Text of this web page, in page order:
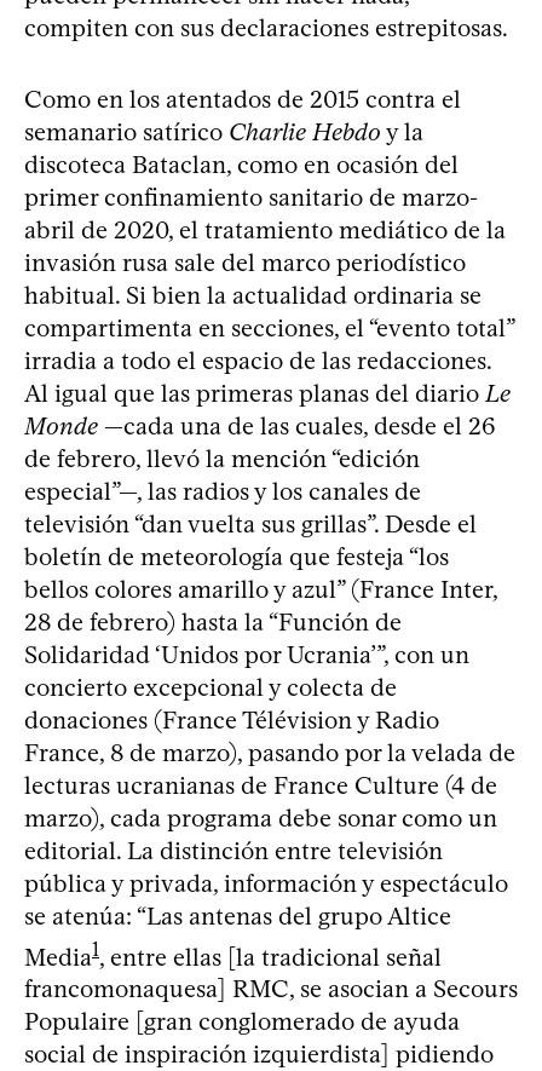
compiten con sus declaraciones estrepitosas.
Como en los atentados de 2015 contra el
semanario satírico Charlie Hebdo y la
discoteca Bataclan, como en ocasión del
primer confinamiento sanitario de marzo-
abril de 2020, el tratamiento mediático de la
invasión rusa sale del marco periodístico
habitual. Si bien la actualidad ordinaria se
compartimenta en secciones, el “evento total”
irradia a todo el espacio de las redacciones.
Al igual que las primeras planas del diario Le
Monde —cada una de las cuales, desde el 26
de febrero, llevó la mención “edición
especial”—, las radios y los canales de
televisión “dan vuelta sus grillas”. Desde el
boletín de meteorología que festeja “los
bellos colores amarillo y azul” (France Inter,
28 de febrero) hasta la “Función de
Solidaridad ‘Unidos por Ucrania’”, con un
concierto excepcional y colecta de
donaciones (France Télévision y Radio
France, 8 de marzo), pasando por la velada de
lecturas ucranianas de France Culture (4 de
marzo), cada programa debe sonar como un
editorial. La distinción entre televisión
pública y privada, información y espectáculo
se atenúa: “Las antenas del grupo Altice
Media1, entre ellas [la tradicional señal
francomonaquesa] RMC, se asocian a Secours
Populaire [gran conglomerado de ayuda
social de inspiración izquierdista] pidiendo